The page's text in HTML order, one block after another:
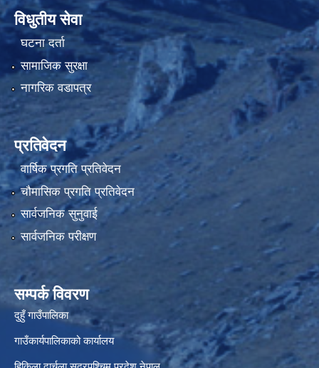
विधुतीय सेवा
घटना दर्ता
सामाजिक सुरक्षा
नागरिक वडापत्र
प्रतिवेदन
वार्षिक प्रगति प्रतिवेदन
चौमासिक प्रगति प्रतिवेदन
सार्वजनिक सुनुवाई
सार्वजनिक परीक्षण
सम्पर्क विवरण
दुहुँ गाउँपालिका
गाउँकार्यपालिकाको कार्यालय